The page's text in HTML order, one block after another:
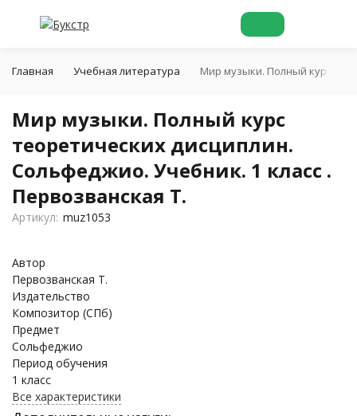
Главная Учебная литература Мир музыки. Полный курс
Мир музыки. Полный курс
теоретических дисциплин.
Сольфеджио. Учебник. 1 класс .
Первозванская Т.
Артикул: muz1053
Автор
Первозванская Т.
Издательство
Композитор (СПб)
Предмет
Сольфеджио
Период обучения
1 класс
Все характеристики